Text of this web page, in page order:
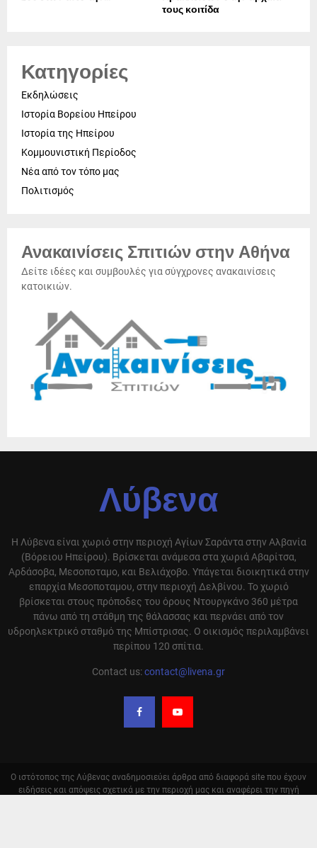
τους κοιτίδα
Κατηγορίες
Εκδηλώσεις
Ιστορία Βορείου Ηπείρου
Ιστορία της Ηπείρου
Κομμουνιστική Περίοδος
Νέα από τον τόπο μας
Πολιτισμός
Ανακαινίσεις Σπιτιών στην Αθήνα
Δείτε ιδέες και συμβουλές για σύγχρονες ανακαινίσεις
κατοικιών.
Λύβενα
Η Λύβενα είναι χωριό στην περιοχή Αγίων Σαράντα στην Αλβανία
(Βόρειου Ηπείρου). Βρίσκεται ανάμεσα στα χωριά Αβαρίτσα,
Αρδάσοβα, Μεσοποταμο, και Βελιάχοβο. Υπάγεται διοικητικά στην
επαρχία Μεσοποταμου, στην περιοχή Δελβίνου. Το χωριό
βρίσκεται στους πρόποδες του όρους Ντουργκάνο 360 μέτρα
πάνω από τη στάθμη της θάλασσας και περνάει από τον
υδροηλεκτρικό σταθμό της Μπίστρισας. Ο οικισμός περιλαμβάνει
περίπου 120 σπίτια.
Contact us:contact@livena.gr
Ο ιστότοπος της Λύβενας αναδημοσιεύει άρθρα από διαφορά site που έχουν
ειδήσεις και απόψεις σχετικά με την περιοχή μας και αναφέρει την πηγή